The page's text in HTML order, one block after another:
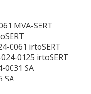
MVA-SERT
0061 irtoSERT
0125 irtoSERT
0031 SA
SA